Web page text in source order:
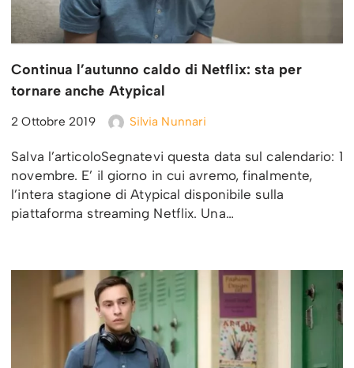
Continua l’autunno caldo di Netflix: sta per
tornare anche Atypical
2 Ottobre 2019 Silvia Nunnari
Salva l’articoloSegnatevi questa data sul calendario: 1
novembre. E’ il giorno in cui avremo, finalmente,
l’intera stagione di Atypical disponibile sulla
piattaforma streaming Netflix. Una…